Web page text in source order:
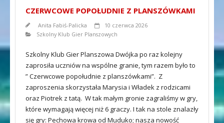
CZERWCOWE POPOŁUDNIE Z PLANSZÓWKAMI
Anita Fabiś-Palicka
10 czerwca 2026
Szkolny Klub Gier Planszowych
Szkolny Klub Gier Planszowa Dwójka po raz kolejny
zaprosiła uczniów na wspólne granie, tym razem było to
” Czerwcowe popołudnie z planszówkami”. Z
zaproszenia skorzystała Marysia i Władek z rodzicami
oraz Piotrek z tatą. W tak małym gronie zagraliśmy w gry,
które wymagają więcej niż 6 graczy. I tak na stole znalazły
się gry: Pechowa krowa od Muduko; nasza nowość